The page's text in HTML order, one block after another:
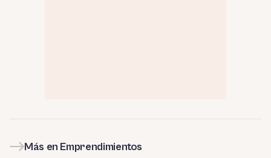
Más en Emprendimientos